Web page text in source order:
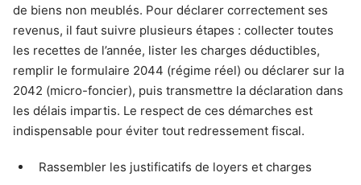
de biens non meublés. Pour déclarer correctement ses
revenus, il faut suivre plusieurs étapes : collecter toutes
les recettes de l’année, lister les charges déductibles,
remplir le formulaire 2044 (régime réel) ou déclarer sur la
2042 (micro-foncier), puis transmettre la déclaration dans
les délais impartis. Le respect de ces démarches est
indispensable pour éviter tout redressement fiscal.
Rassembler les justificatifs de loyers et charges